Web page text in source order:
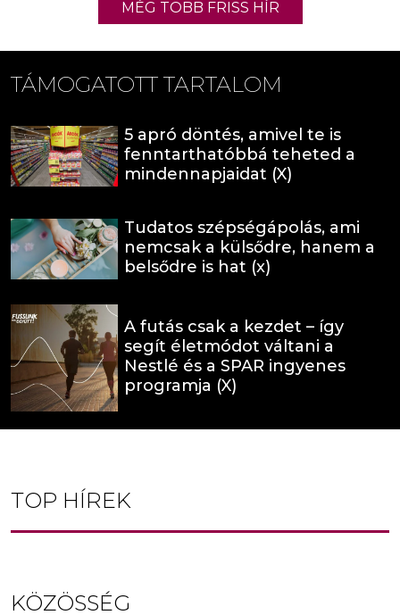
MÉG TÖBB FRISS HÍR
TÁMOGATOTT TARTALOM
5 apró döntés, amivel te is
fenntarthatóbbá teheted a
mindennapjaidat (X)
Tudatos szépségápolás, ami
nemcsak a külsődre, hanem a
belsődre is hat (x)
A futás csak a kezdet – így
segít életmódot váltani a
Nestlé és a SPAR ingyenes
programja (X)
TOP HÍREK
KÖZÖSSÉG